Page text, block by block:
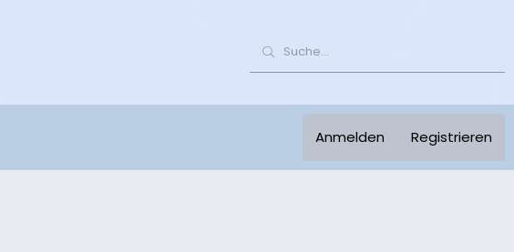
Anmelden Registrieren